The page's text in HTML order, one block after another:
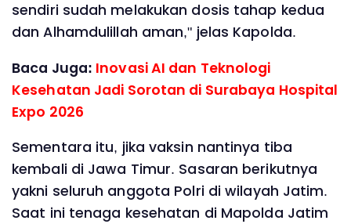
sendiri sudah melakukan dosis tahap kedua
dan Alhamdulillah aman," jelas Kapolda.
Baca Juga: Inovasi AI dan Teknologi
Kesehatan Jadi Sorotan di Surabaya Hospital
Expo 2026
Sementara itu, jika vaksin nantinya tiba
kembali di Jawa Timur. Sasaran berikutnya
yakni seluruh anggota Polri di wilayah Jatim.
Saat ini tenaga kesehatan di Mapolda Jatim